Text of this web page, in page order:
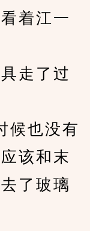
着江一
走了过
也没有
该和末
了玻璃